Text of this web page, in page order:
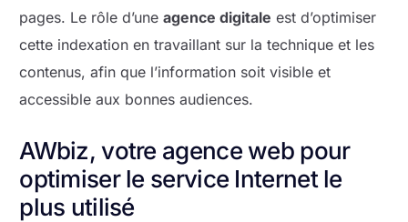
pages. Le rôle d’uneagence digitale est d’optimiser
cette indexation en travaillant sur la technique et les
contenus, afin que l’information soit visible et
accessible aux bonnes audiences.
AWbiz, votre agence web pour
optimiser le service Internet le
plus utilisé